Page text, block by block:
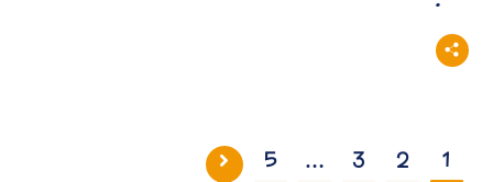
1
2
3
…
5